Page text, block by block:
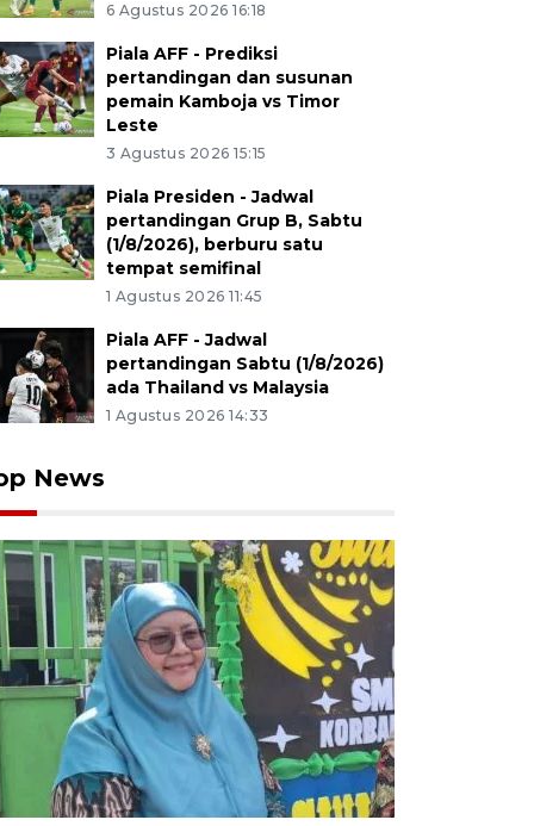
6 Agustus 2026 16:18
Piala AFF - Prediksi
pertandingan dan susunan
pemain Kamboja vs Timor
Leste
3 Agustus 2026 15:15
Piala Presiden - Jadwal
pertandingan Grup B, Sabtu
(1/8/2026), berburu satu
tempat semifinal
1 Agustus 2026 11:45
Piala AFF - Jadwal
pertandingan Sabtu (1/8/2026)
ada Thailand vs Malaysia
1 Agustus 2026 14:33
News